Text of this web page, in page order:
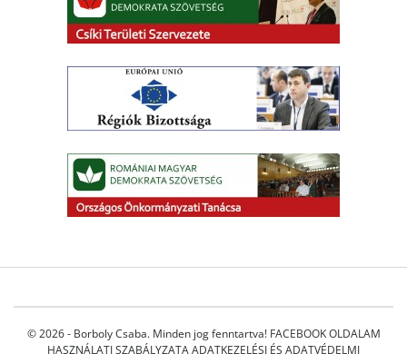
© 2026 - Borboly Csaba. Minden jog fenntartva! FACEBOOK OLDALAM
HASZNÁLATI SZABÁLYZATAADATKEZELÉSI ÉS ADATVÉDELMI